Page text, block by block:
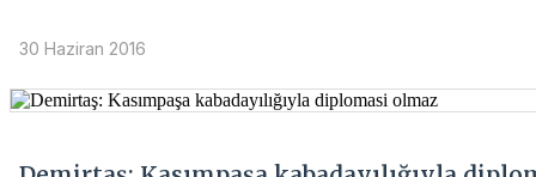
30 Haziran 2016